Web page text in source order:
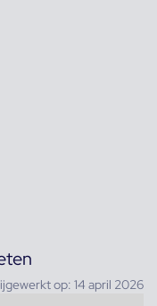
op: 14 april 2026